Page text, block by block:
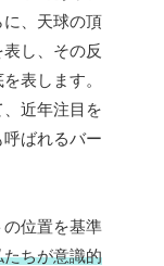
、天球の頂
し、その反
表します。
近年注目を
ばれるバー
位置を基準
ちが意識的